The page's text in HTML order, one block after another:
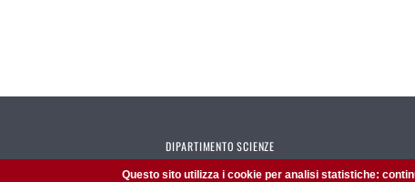
DIPARTIMENTO SCIENZE
BIOMEDICHE
Questo sito utilizza i cookie per analisi statistiche: